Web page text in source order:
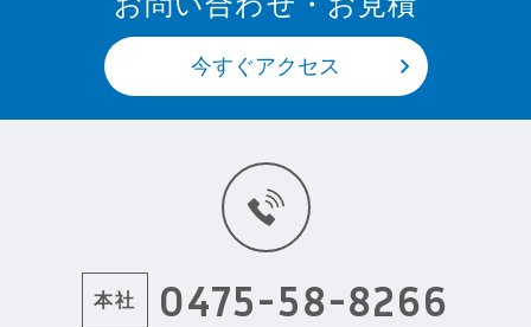
今すぐアクセス
本社 0475-58-8266